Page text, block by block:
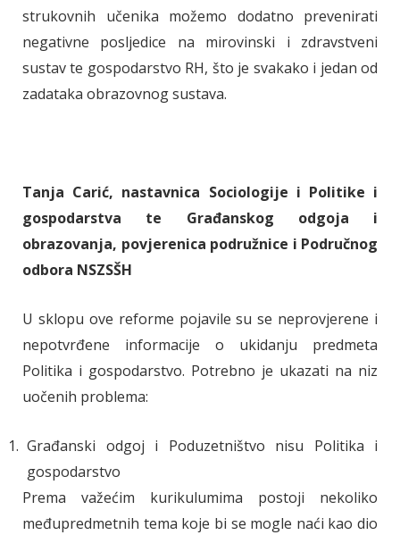
strukovnih učenika možemo dodatno prevenirati
negativne posljedice na mirovinski i zdravstveni
sustav te gospodarstvo RH, što je svakako i jedan od
zadataka obrazovnog sustava.
Tanja Carić, nastavnica Sociologije i Politike i
gospodarstva te Građanskog odgoja i
obrazovanja, povjerenica podružnice i Područnog
odbora NSZSŠH
U sklopu ove reforme pojavile su se neprovjerene i
nepotvrđene informacije o ukidanju predmeta
Politika i gospodarstvo. Potrebno je ukazati na niz
uočenih problema:
Građanski odgoj i Poduzetništvo nisu Politika i
gospodarstvo
Prema važećim kurikulumima postoji nekoliko
međupredmetnih tema koje bi se mogle naći kao dio